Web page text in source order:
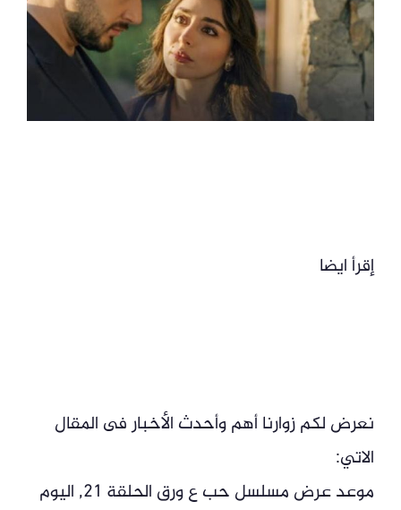
إقرأ ايضا
نعرض لكم زوارنا أهم وأحدث الأخبار فى المقال
الاتي:
موعد عرض مسلسل حب ع ورق الحلقة 21, اليوم